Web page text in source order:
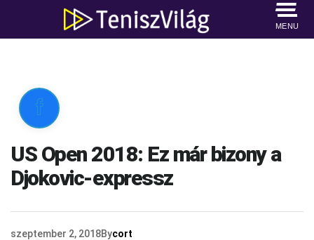
MENU

US Open 2018: Ez már bizony a
Djokovic-expressz
szeptember 2, 2018Bycort